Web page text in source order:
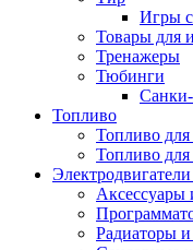
Игры
Товары для
Тренажеры
Тюбинги
Топливо
Топливо для
Топливо для
Аксессуары
Радиаторы